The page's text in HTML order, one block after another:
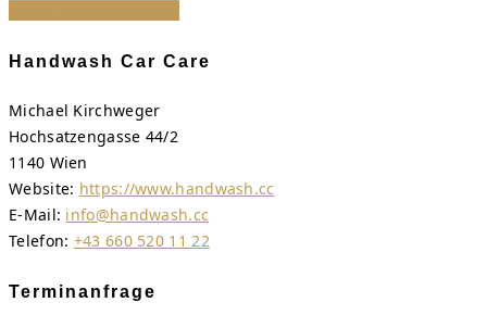
Handwash Car Care
Michael Kirchweger
Hochsatzengasse 44/2
1140 Wien
Website: https://www.handwash.cc
E-Mail: info@handwash.cc
Telefon: +43 660 520 11 22
Terminanfrage